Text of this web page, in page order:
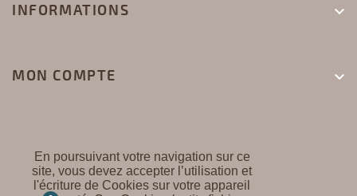
INFORMATIONS 
MON COMPTE 
En poursuivant votre navigation sur ce
site, vous devez accepter l’utilisation et
l'écriture de Cookies sur votre appareil
CREAPLAST ©